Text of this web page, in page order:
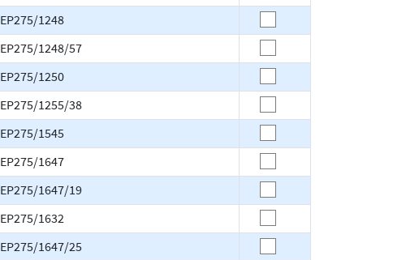
EP275/1248
EP275/1248/57
EP275/1250
EP275/1255/38
EP275/1545
EP275/1647
EP275/1647/19
EP275/1632
EP275/1647/25